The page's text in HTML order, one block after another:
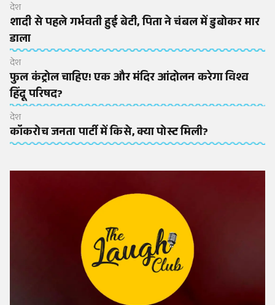
देश
शादी से पहले गर्भवती हुई बेटी, पिता ने चंबल में डुबोकर मार
डाला
देश
फुल कंट्रोल चाहिए! एक और मंदिर आंदोलन करेगा विश्व
हिंदू परिषद?
देश
कॉकरोच जनता पार्टी में किसे, क्या पोस्ट मिली?